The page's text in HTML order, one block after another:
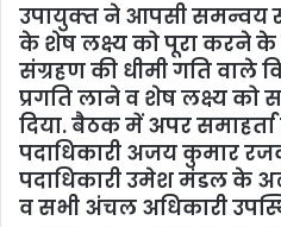
उपायुक्‍त ने आपसी समन्वय
के शेष लक्ष्य को पूरा करने के
संग्रहण की धीमी गति वाले
प्रगति लाने व शेष लक्ष्य
दिया. बैठक में अपर
पदाधिकारी अजय कुमार
पदाधिकारी उमेश मंडल के
व सभी अंचल अधिकारी